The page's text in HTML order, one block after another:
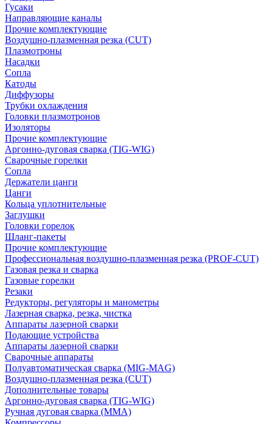
Гусаки
Направляющие каналы
Прочие комплектующие
Воздушно-плазменная резка (CUT)
Плазмотроны
Насадки
Сопла
Катоды
Диффузоры
Трубки охлаждения
Головки плазмотронов
Изоляторы
Прочие комплектующие
Аргонно-дуговая сварка (TIG-WIG)
Сварочные горелки
Сопла
Держатели цанги
Цанги
Кольца уплотнительные
Заглушки
Головки горелок
Шланг-пакеты
Прочие комплектующие
Профессиональная воздушно-плазменная резка (PROF-CUT)
Газовая резка и сварка
Газовые горелки
Резаки
Редукторы, регуляторы и манометры
Лазерная сварка, резка, чистка
Аппараты лазерной сварки
Подающие устройства
Аппараты лазерной сварки
Сварочные аппараты
Полуавтоматическая сварка (MIG-MAG)
Воздушно-плазменная резка (CUT)
Дополнительные товары
Аргонно-дуговая сварка (TIG-WIG)
Ручная дуговая сварка (MMA)